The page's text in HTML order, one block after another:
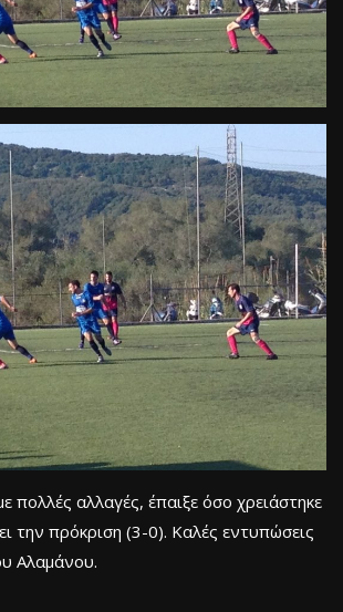
πολλές αλλαγές, έπαιξε όσο χρειάστηκε
την πρόκριση (3-0). Καλές εντυπώσεις
Αλαμάνου.